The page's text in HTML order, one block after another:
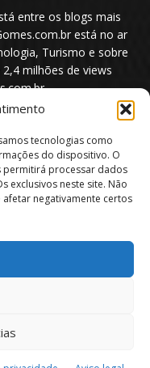
tecnologias como
do dispositivo. O
permitirá processar dados
exclusivos neste site. Não
negativamente certos
entre os blogs mais
está no ar
Turismo e sobre
milhões de views
lidos de Brasília/DF. |
de privacidade